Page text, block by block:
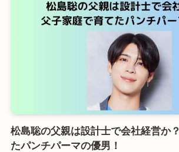
松島聡の父親は設計士で会社経営か
たパンチパーマの優男！